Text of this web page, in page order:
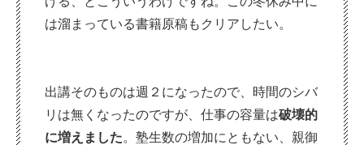
は溜まっている書籍原稿もクリアしたい。
出講そのものは週２になったので、時間のシバ
リは無くなったのですが、仕事の容量は破壊的
に増えました。塾生数の増加にともない、親御